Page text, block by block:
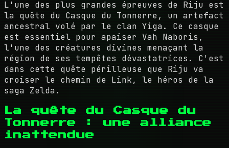
L'une des plus grandes épreuves de Riju est
la quête du Casque du Tonnerre, un artefact
ancestral volé par le clan Yiga. Ce casque
est essentiel pour apaiser Vah Naboris,
l'une des créatures divines menaçant la
région de ses tempêtes dévastatrices. C'est
dans cette quête périlleuse que Riju va
croiser le chemin de Link, le héros de la
saga Zelda.
La quête du Casque du
Tonnerre : une alliance
inattendue